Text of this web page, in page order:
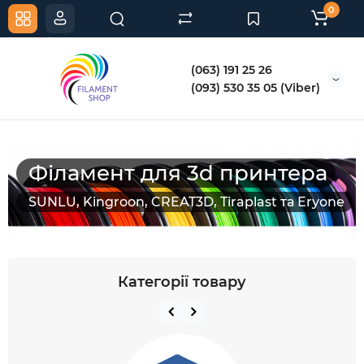
(063) 191 25 26
(093) 530 35 05 (Viber)
0
Філамент для 3d принтера
SUNLU, Kingroon, CREAT3D, Tiraplast та Eryone
Категорії товару